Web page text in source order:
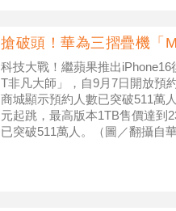
搶破頭！華為三摺疊機
科技大戰！繼蘋果推出
T非凡大師」，自9月7日開放預
商城顯示預約人數已突破511萬
元起跳，最高版本1TB售價達到
已突破511萬人。（圖／翻攝自